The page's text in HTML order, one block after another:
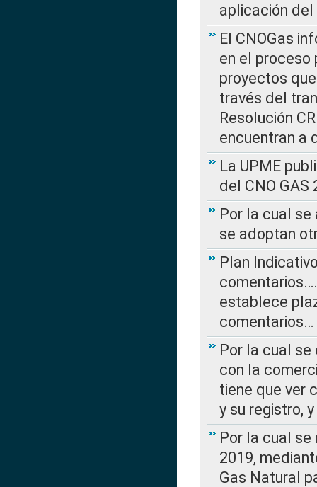
aplicación
El CNOGas
en el proceso
proyectos
través del
Resolución
encuentran a
La UPME
del CNO
Por la cual
se adoptan
Plan
establece
comentarios…
Por la cual
con la
tiene que ver
y su registro,
Por la cual
2019,
Gas Natural